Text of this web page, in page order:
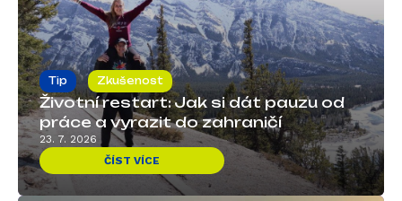
Tip Zkušenost
Životní restart: Jak si dát pauzu od
práce a vyrazit do zahraničí
23. 7. 2026
ČÍST VÍCE